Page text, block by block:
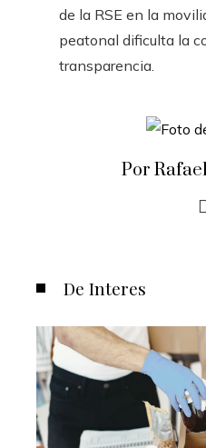
de la RSE en la
peatonal dificulta la
transparencia.
Por
De Interes